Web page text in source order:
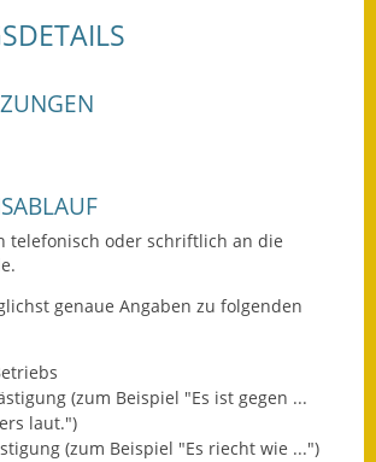
Eröffnungsbilanz
telefonisch oder schriftlich an die
genaue Angaben zu folgenden
(zum Beispiel "Es ist gegen ...
laut.")
(zum Beispiel "Es riecht wie ...")